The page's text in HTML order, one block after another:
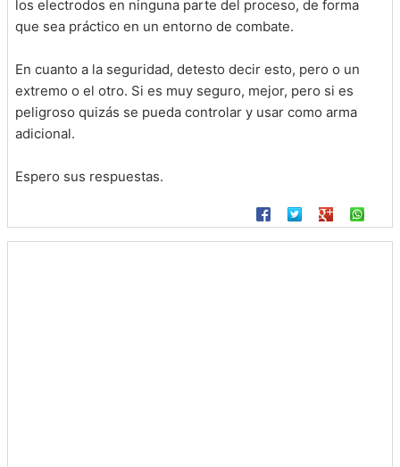
los electrodos en ninguna parte del proceso, de forma
que sea práctico en un entorno de combate.
En cuanto a la seguridad, detesto decir esto, pero o un
extremo o el otro. Si es muy seguro, mejor, pero si es
peligroso quizás se pueda controlar y usar como arma
adicional.
Espero sus respuestas.